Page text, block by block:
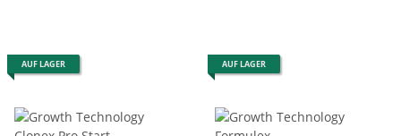
AUF LAGER AUF LAGER